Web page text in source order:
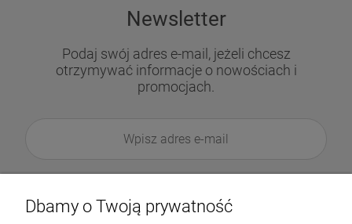
Newsletter
Podaj swój adres e-mail, jeżeli chcesz
otrzymywać informacje o nowościach i
promocjach.
Dbamy o Twoją prywatność